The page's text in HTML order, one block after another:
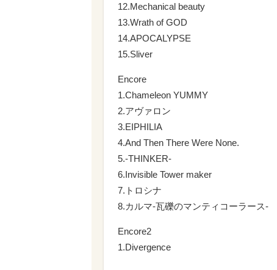
12.Mechanical beauty
13.Wrath of GOD
14.APOCALYPSE
15.Sliver
Encore
1.Chameleon YUMMY
2.アヴァロン
3.EIPHILIA
4.And Then There Were None.
5.-THINKER-
6.Invisible Tower maker
7.トロシナ
8.カルマ-瓦礫のマンティコーラース-
Encore2
1.Divergence